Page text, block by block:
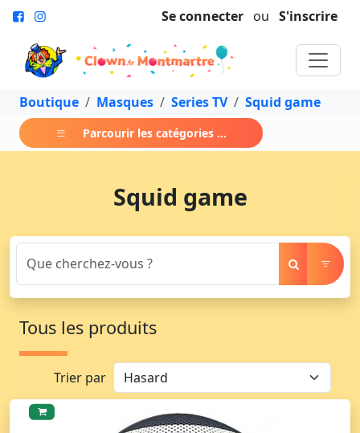
Se connecter ou S'inscrire
Boutique Masques Series TV Squid game
Parcourir les catégories ...
Squid game
Tous les produits
Trier par